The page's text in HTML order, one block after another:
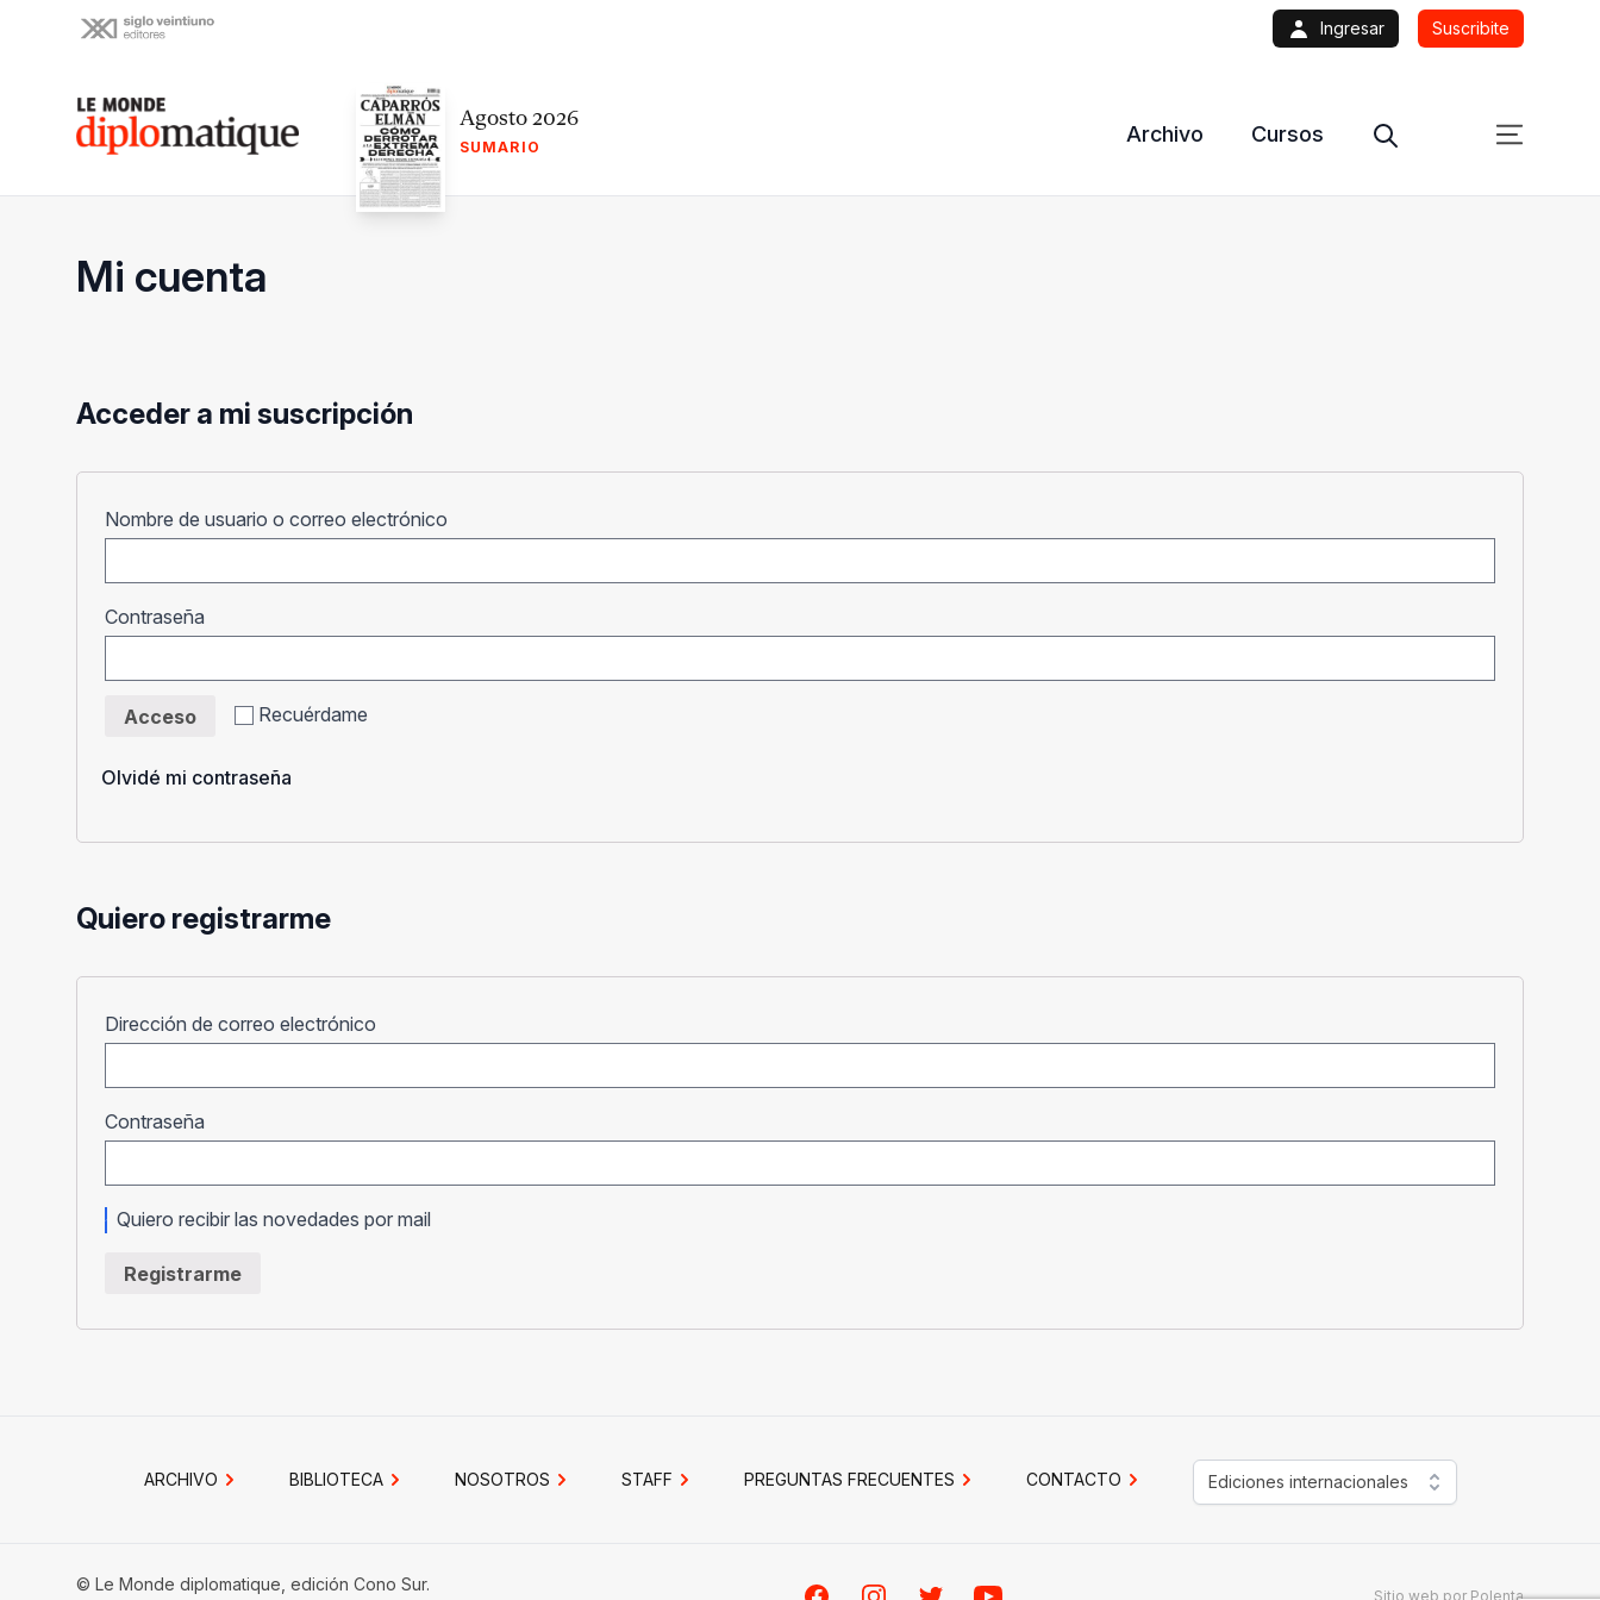
Ingresar Suscribite
Le monde diplomatique Agosto 2026
SUMARIO
Archivo Cursos
Mi cuenta
Acceder a mi suscripción
Nombre de usuario o correo electrónico
Contraseña
Recuérdame
Acceso
Olvidé mi contraseña
Quiero registrarme
Dirección de correo electrónico
Contraseña
Quiero recibir las novedades por mail
Registrarme
ARCHIVO BIBLIOTECA NOSOTROS STAFF PREGUNTAS FRECUENTES CONTACTO Ediciones internacionales
© Le Monde diplomatique, edición Cono Sur.
Sitio web por Polenta